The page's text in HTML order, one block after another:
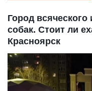
Город
собак. Стоит ли
Красноярск